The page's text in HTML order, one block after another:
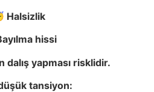
Halsizlik
hissi
dalış yapması risklidir.
tansiyon: